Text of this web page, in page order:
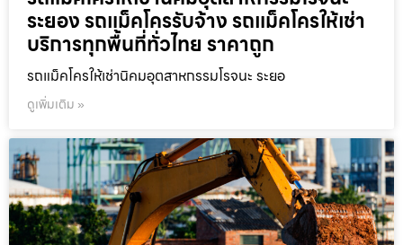
ระยอง รถแม็คโครรับจ้าง รถแม็คโครให้เช่า
บริการทุกพื้นที่ทั่วไทย ราคาถูก
รถแม็คโครให้เช่านิคมอุตสาหกรรมโรจนะ ระยอ
ดูเพิ่มเติม »